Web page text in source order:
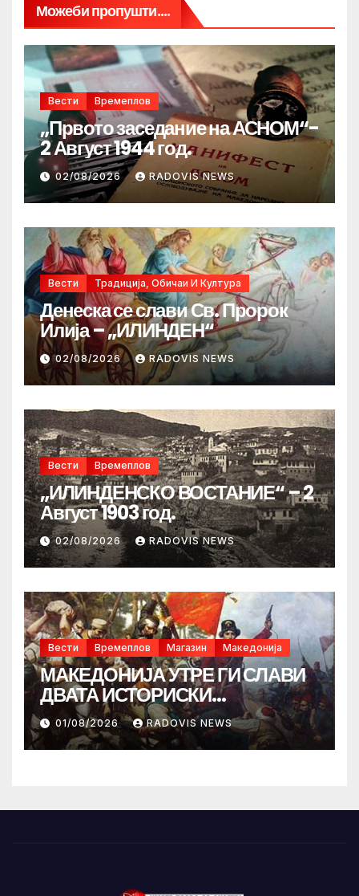
Можеби пропушти....
Вести Времеплов
„Првото заседание на АСНОМ“-
2 Август 1944 год.
02/08/2026 RADOVIS NEWS
Вести Традиција, Обичаи И Култура
Денеска се слави Св. Пророк
Илија – „ИЛИНДЕН“
02/08/2026 RADOVIS NEWS
Вести Времеплов
„ИЛИНДЕНСКО ВОСТАНИЕ“ – 2
Август 1903 год.
02/08/2026 RADOVIS NEWS
Вести Времеплов Магазин Македонија
МАКЕДОНИЈА УТРЕ ГИ СЛАВИ
ДВАТА ИСТОРИСКИ
ИЛИНДЕНА!
01/08/2026 RADOVIS NEWS